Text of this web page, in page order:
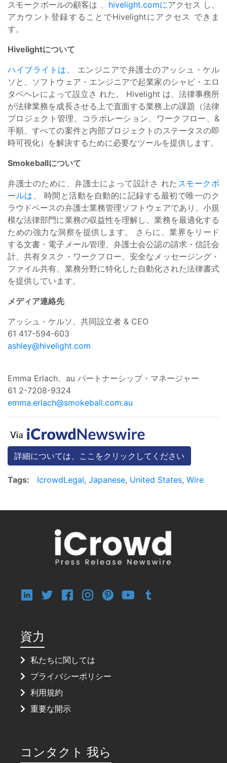
スモークボールの顧客は
hivelight.comにアクセス し、
アカウント登録する ことでHivelightにアクセス できま
す。
Hivelightについて
ハイブライトは
エンジニアで弁護士のアッシュ・ケル
ソと、ソフトウェア・エンジニアで起業家のシャビ・エロ
タベヘレによって設立さ れた。
Hivelight は、法律事務所
が法律業務を成長させる上で直面する業務上の課題（法律
プロジェクト管理、コラボレーション、ワークフロー、&
手順、すべての案件と内部プロジェクトのステータスの即
時可視化）を解決するために必要なツールを提供します。
Smokeballについて
弁護士のために、弁護士によって設計さ れた スモークボ
ールは
時間と活動を自動的に記録する最初で唯一のク
ラウドベースの弁護士業務管理ソフトウェアであり、小規
模な法律部門に業務の収益性を理解し、業務を最適化する
ための強力な洞察を提供 します。
さらに、業界をリード
する文書・電子メール管理、弁護士会公認の請求・信託会
計、共有タスク・ワークフロー、安全なメッセージング・
ファイル共有、業務分野に特化した自動化された法律書式
を提供しています。
メディア連絡先
アッシュ・ケルソ、共同設立者 & CEO
61 417-594-603
ashley@hivelight.com
Emma Erlach、au パートナーシップ・マネージャー
61 2-7208-9324
emma.erlach@smokeball.com.au
詳細については、ここをクリックしてください
Tags: IcrowdLegal, Japanese, United States, Wire
資力
私たちに関しては
プライバシーポリシー
利用規約
重要な開示
コンタクト 我ら